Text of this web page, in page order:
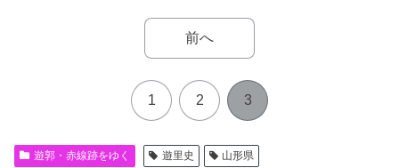
前へ
1 2 3
遊郭・赤線跡をゆく 遊里史 山形県